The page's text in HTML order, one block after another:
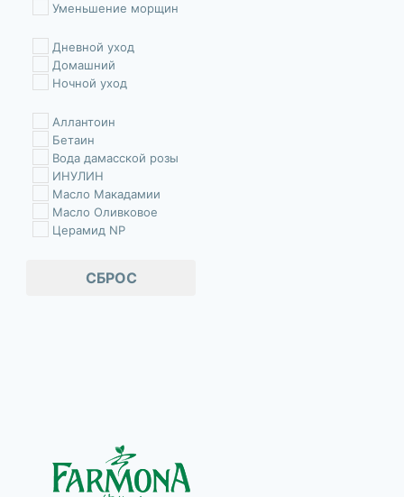
Уменьшение морщин
Дневной уход
Домашний
Ночной уход
Аллантоин
Бетаин
Вода дамасской розы
ИНУЛИН
Масло Макадамии
Масло Оливковое
Церамид NP
СБРОС